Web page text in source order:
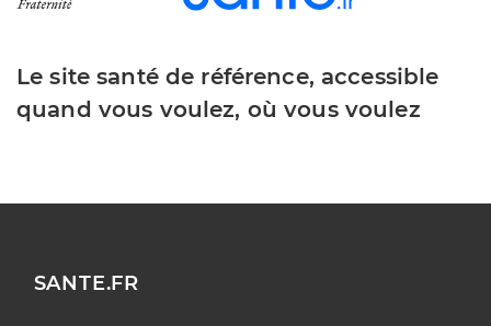
Le site santé de référence, accessible
quand vous voulez, où vous voulez
SANTE.FR